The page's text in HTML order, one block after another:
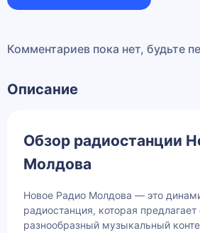
Комментариев пока нет, будьте
Описание
Обзор радиостанции
Молдова
Новое Радио Молдова — это
радиостанция, которая
разнообразный музыкальный